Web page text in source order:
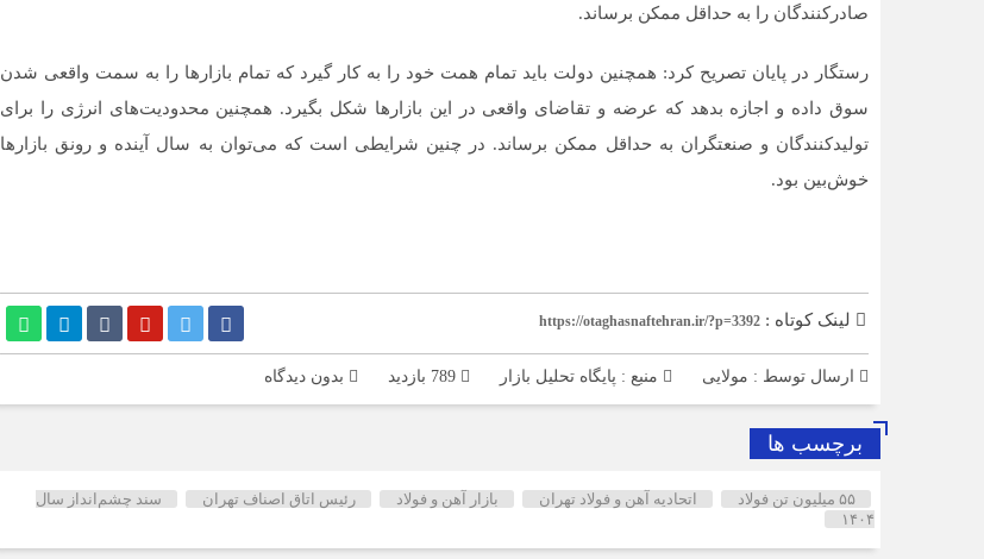
صادرکنندگان را به حداقل ممکن برساند.
رستگار در پایان تصریح کرد: همچنین دولت باید تمام همت خود را به کار گیرد که تمام بازارها را به سمت واقعی شدن
سوق داده و اجازه بدهد که عرضه و تقاضای واقعی در این بازارها شکل بگیرد. همچنین محدودیت‌‌‌های انرژی را برای
تولیدکنندگان و صنعتگران به حداقل ممکن برساند. در چنین شرایطی است که می‌توان به سال آینده و رونق بازارها
خوش‌‌‌بین بود.
لینک کوتاه : https://otaghasnaftehran.ir/?p=3392
ارسال توسط : مولایی منبع : پایگاه تحلیل بازار بدون دیدگاه
برچسب ها
۵۵ میلیون تن فولاد اتحادیه آهن و فولاد تهران بازار آهن و فولاد رئیس اتاق اصناف تهران
سند چشم‌‌‌انداز سال
۱۴۰۴